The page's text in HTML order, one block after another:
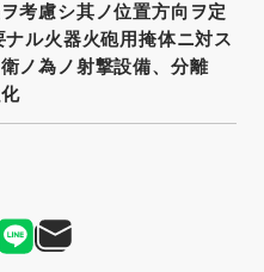
考慮シ其ノ位置方向ヲ定
ル火器火砲用掩体ニ対ス
ノ為ノ射撃設備、分離